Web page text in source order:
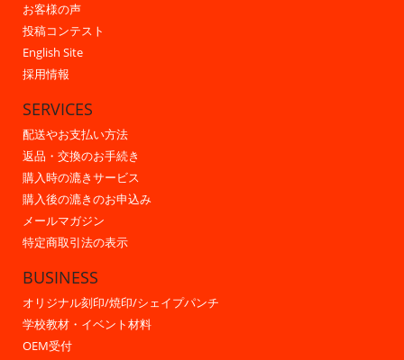
お客様の声
投稿コンテスト
English Site
採用情報
SERVICES
配送やお支払い方法
返品・交換のお手続き
購入時の漉きサービス
購入後の漉きのお申込み
メールマガジン
特定商取引法の表示
BUSINESS
オリジナル刻印/焼印/シェイプパンチ
学校教材・イベント材料
OEM受付